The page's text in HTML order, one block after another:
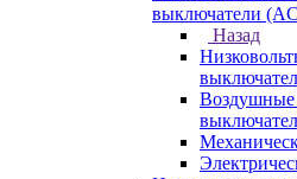
выключатели
Назад
Воздушные